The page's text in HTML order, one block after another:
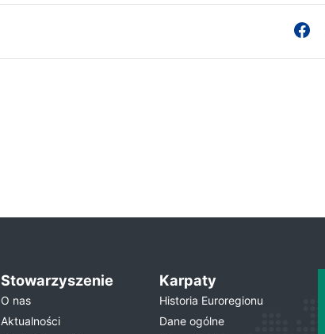
Stowarzyszenie
O nas
Aktualności
Karpaty
Historia Euroregionu
Dane ogólne